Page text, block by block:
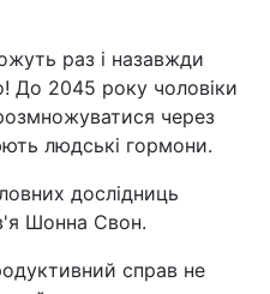
раз і назавжди
До 2045 року чоловіки
через
людські гормони.
дослідниць
Шонна Свон.
справ не